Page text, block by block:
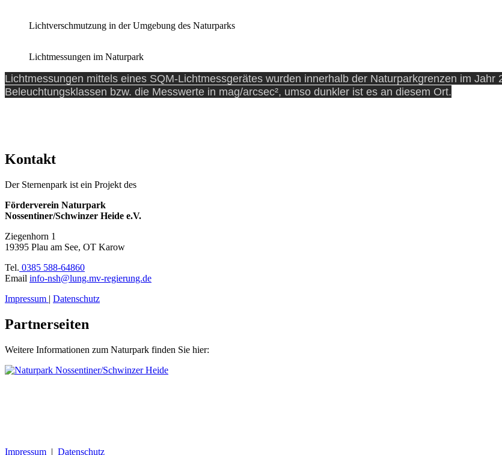
Lichtverschmutzung in der Umgebung des Naturparks
Lichtmessungen im Naturpark
Lichtmessungen mittels eines SQM-Lichtmessgerätes wurden innerhalb der Naturparkgrenzen im
Beleuchtungsklassen bzw. die Messwerte in mag/arcsec², umso dunkler ist es an diesem Ort.
Kontakt
Der Sternenpark ist ein Projekt des
Förderverein Naturpark
Nossentiner/Schwinzer Heide e.V.
Ziegenhorn 1
19395 Plau am See, OT Karow
Tel. 0385 588-64860
Email info-nsh@lung.mv-regierung.de
Impressum | Datenschutz
Partnerseiten
Weitere Informationen zum Naturpark finden Sie hier:
Impressum | Datenschutz